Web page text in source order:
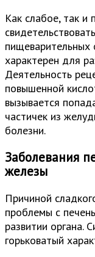
Как слабое, так и
характерен для
Деятельность
повышенной
вызывается
частичек из
болезни.
Заболевания
железы
Причиной
проблемы с
развитии органа.
горьковатый